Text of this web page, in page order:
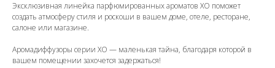
Эксклюзивная линейка парфюмированных ароматов ХО поможет
создать атмосферу стиля и роскоши в вашем доме, отеле, ресторане,
салоне или магазине.
Аромадиффузоры серии ХО — маленькая тайна, благодаря которой в
вашем помещении захочется задержаться!